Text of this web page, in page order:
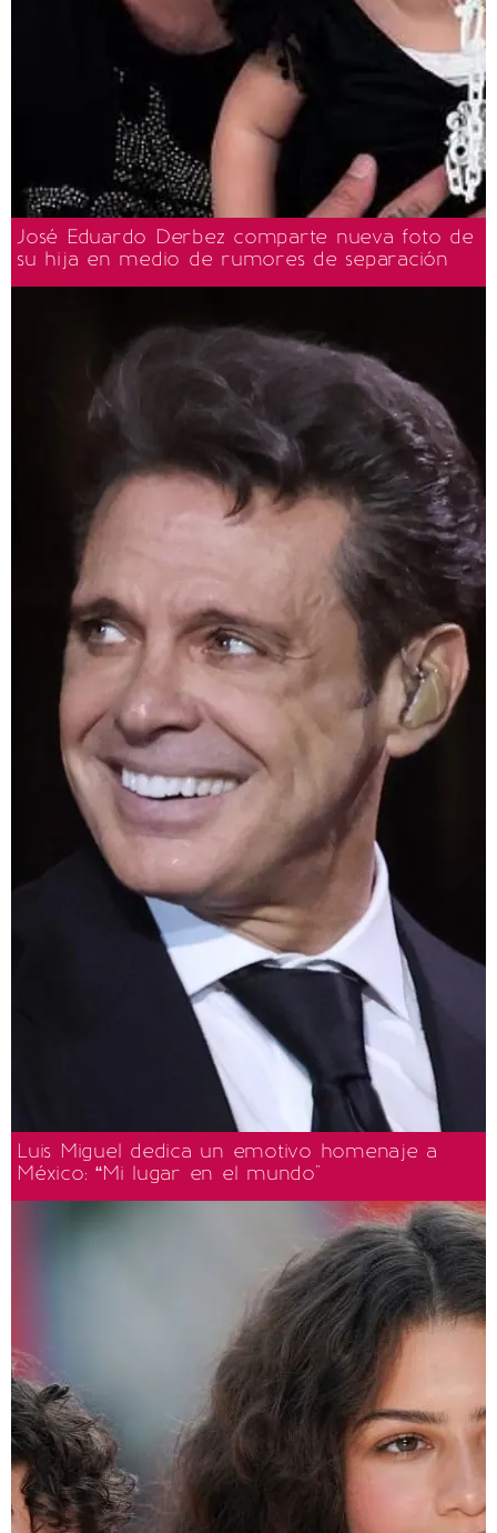
José Eduardo Derbez comparte nueva foto de
su hija en medio de rumores de separación
Luis Miguel dedica un emotivo homenaje a
México: “Mi lugar en el mundo"